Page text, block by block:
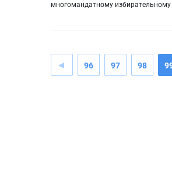
многомандатному
96 97 98